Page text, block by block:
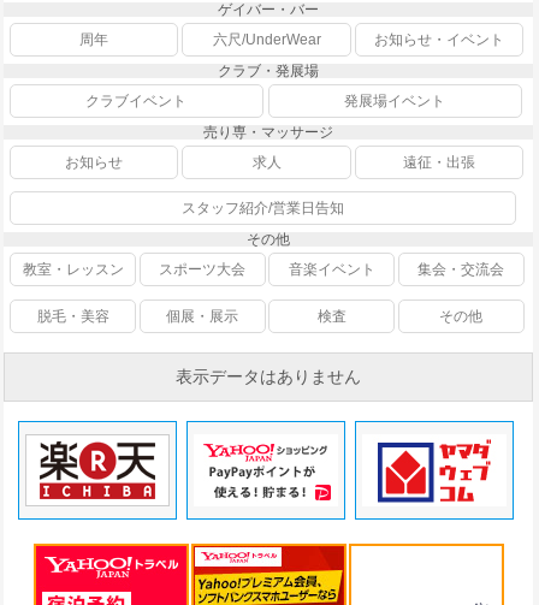
ゲイバー・バー
周年
六尺/UnderWear
お知らせ・イベント
クラブ・発展場
クラブイベント
発展場イベント
売り専・マッサージ
お知らせ
求人 遠征・出張
スタッフ紹介/営業日告知
その他
教室・レッスン
スポーツ大会 音楽イベント 集会・交流会
脱毛・美容 個展・展示 検査 その他
表示データはありません